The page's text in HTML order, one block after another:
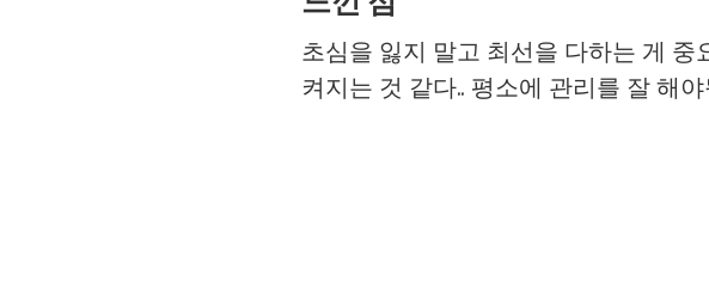
초심을 잃지 말고 최선을 다하는 게
켜지는 것 같다.. 평소에 관리를 잘 해